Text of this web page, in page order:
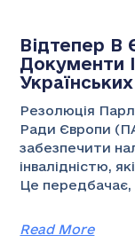
Відтепер В
Документи І
Резолюція
Ради Європи
забезпечити
інвалідністю,
Це передбачає,
Read More